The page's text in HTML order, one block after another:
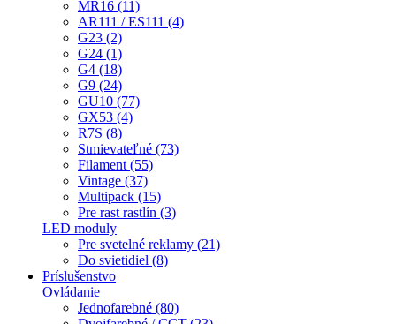
MR16 (11)
AR111 / ES111 (4)
G23 (2)
G24 (1)
G4 (18)
G9 (24)
GU10 (77)
GX53 (4)
R7S (8)
Stmievateľné (73)
Filament (55)
Vintage (37)
Multipack (15)
Pre rast rastlín (3)
LED moduly
Pre svetelné reklamy (21)
Do svietidiel (8)
Príslušenstvo
Ovládanie
Jednofarebné (80)